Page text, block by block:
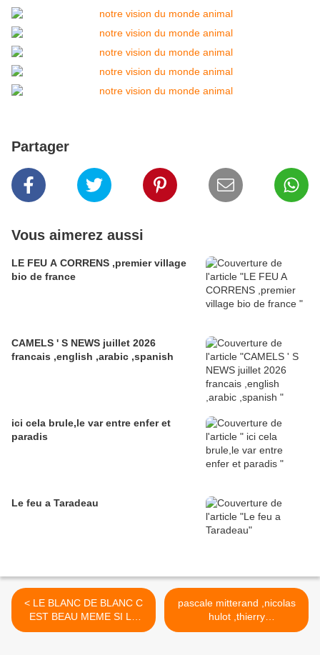
Partager
Vous aimerez aussi
LE FEU A CORRENS ,premier village
bio de france
CAMELS ' S NEWS juillet 2026
francais ,english ,arabic ,spanish
ici cela brule,le var entre enfer et
paradis
Le feu a Taradeau
< LE BLANC DE BLANC C
EST BEAU MEME SI LA
FATIGUE GAGNE
pascale mitterand ,nicolas
hulot ,thierry
mandon,certains peuvent ils